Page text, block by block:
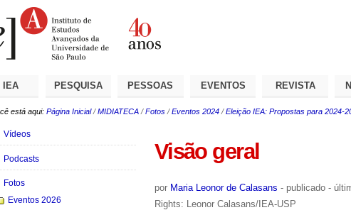
IEA PESQUISA PESSOAS EVENTOS REVISTA
está aqui: Página Inicial /MIDIATECA /Fotos /Eventos 2024 /Eleição IEA: Propostas para 2024-
Visão geral
por Maria Leonor de Calasans - publicado -
Rights: Leonor Calasans/IEA-USP
Vídeos
Podcasts
Fotos
Eventos 2026